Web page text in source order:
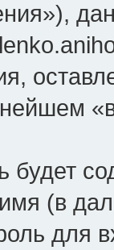
будет
(в
для